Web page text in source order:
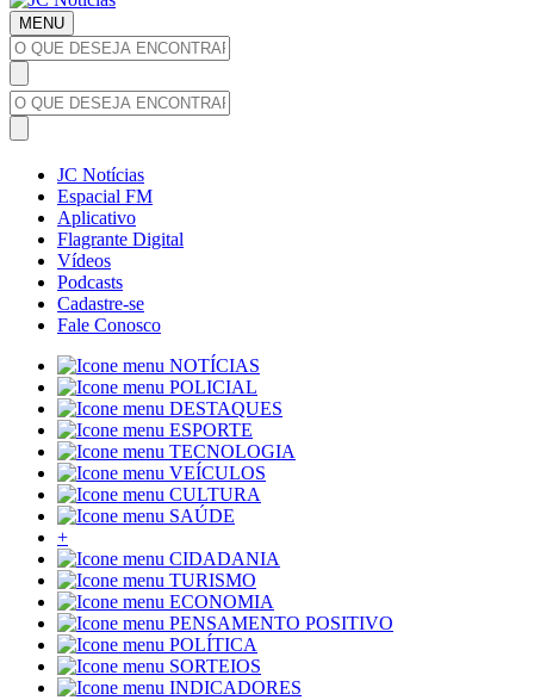
MENU
JC Notícias
Espacial FM
Aplicativo
Flagrante Digital
Vídeos
Podcasts
Cadastre-se
Fale Conosco
NOTÍCIAS
POLICIAL
DESTAQUES
ESPORTE
TECNOLOGIA
VEÍCULOS
CULTURA
SAÚDE
+
CIDADANIA
TURISMO
ECONOMIA
PENSAMENTO POSITIVO
POLÍTICA
SORTEIOS
INDICADORES